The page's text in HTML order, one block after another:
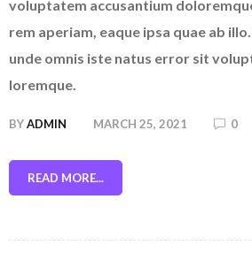
voluptatem accusantium
rem aperiam, eaque ipsa quae ab
unde omnis iste natus error sit
loremque.
BYADMIN MARCH 25, 2021 0
READ MORE...